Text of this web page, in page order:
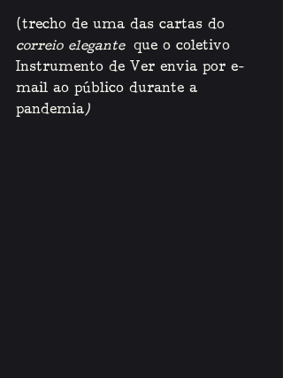
(trecho de uma das cartas do
correio elegante que o coletivo
Instrumento de Ver envia por e-
mail ao público durante a
pandemia)